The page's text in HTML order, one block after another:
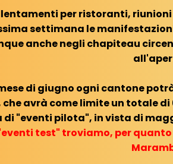
per ristoranti,
settimana le
anche negli chapiteau
di giugno ogni cantone
avrà come limite un totale di
di "eventi pilota", in vista di
test" troviamo, per